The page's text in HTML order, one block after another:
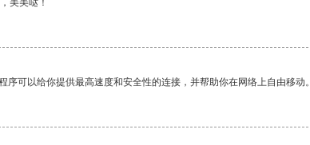
美美哒！
序可以给你提供最高速度和安全性的连接，并帮助你在网络上自由移动。